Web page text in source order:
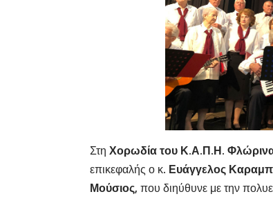
Στη Χορωδία του Κ.Α.Π.Η.
επικεφαλής ο κ. Ευάγγελος
Μούσιος, που διηύθυνε με την